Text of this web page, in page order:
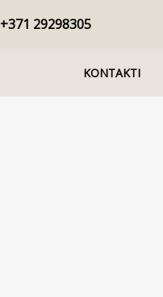
+371 29298305
KONTAKTI